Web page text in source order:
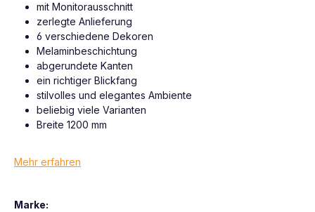
mit Monitorausschnitt
zerlegte Anlieferung
6 verschiedene Dekoren
Melaminbeschichtung
abgerundete Kanten
ein richtiger Blickfang
stilvolles und elegantes Ambiente
beliebig viele Varianten
Breite 1200 mm
Mehr erfahren
Marke: